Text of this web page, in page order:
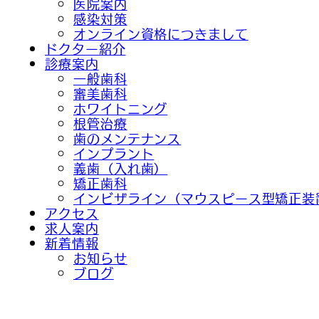
医院案内
感染対策
オンライン資格につきまして
ドクター紹介
診療案内
一般歯科
審美歯科
ホワイトニング
根管治療
歯のメンテナンス
インプラント
義歯（入れ歯）
矯正歯科
インビザライン（マウスピース型矯正
アクセス
求人案内
新着情報
お知らせ
ブログ